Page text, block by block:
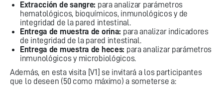
Extracción de sangre: para analizar parámetros
hematológicos, bioquímicos, inmunológicos y de
integridad de la pared intestinal.
Entrega de muestra de orina: para analizar indicadores
de integridad de la pared intestinal.
Entrega de muestra de heces: para analizar parámetros
inmunológicos y microbiológicos.
Además, en esta visita [V1] se invitará a los participantes
que lo deseen (50 como máximo) a someterse a: